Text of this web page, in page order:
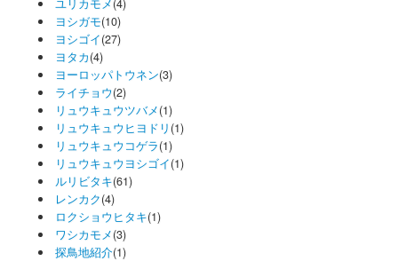
ユリカモメ(4)
ヨシガモ(10)
ヨシゴイ(27)
ヨタカ(4)
ヨーロッパトウネン(3)
ライチョウ(2)
リュウキュウツバメ(1)
リュウキュウヒヨドリ (1)
リュウキュウコゲラ(1)
リュウキュウヨシゴイ(1)
ルリビタキ(61)
レンカク(4)
ロクショウヒタキ(1)
ワシカモメ(3)
探鳥地紹介(1)